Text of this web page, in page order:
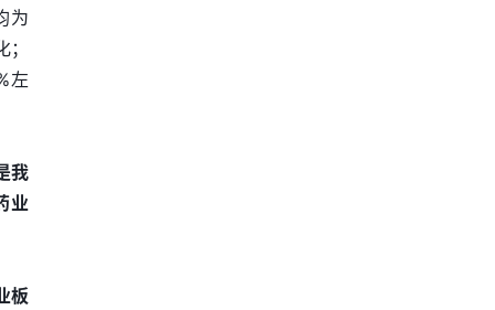
为
左
我
业
板